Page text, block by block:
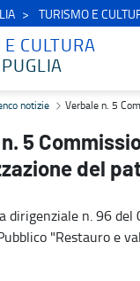
TURISMO E
CULTURA
- Avviso
notizie Verbale n. 5
5
del
dirigenziale n. 96
"Restauro e